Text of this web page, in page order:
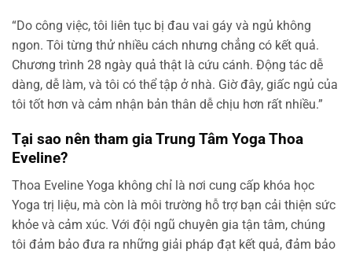
“Do công việc, tôi liên tục bị đau vai gáy và ngủ không
ngon. Tôi từng thử nhiều cách nhưng chẳng có kết quả.
Chương trình 28 ngày quả thật là cứu cánh. Động tác dễ
dàng, dễ làm, và tôi có thể tập ở nhà. Giờ đây, giấc ngủ của
tôi tốt hơn và cảm nhận bản thân dễ chịu hơn rất nhiều.”
Tại sao nên tham gia Trung Tâm Yoga Thoa
Eveline?
Thoa Eveline Yoga không chỉ là nơi cung cấp khóa học
Yoga trị liệu, mà còn là môi trường hỗ trợ bạn cải thiện sức
khỏe và cảm xúc. Với đội ngũ chuyên gia tận tâm, chúng
tôi đảm bảo đưa ra những giải pháp đạt kết quả, đảm bảo